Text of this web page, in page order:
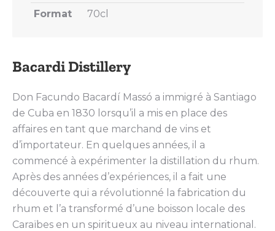
Bacardi Distillery
Don Facundo Bacardí Massó a immigré à Santiago
de Cuba en 1830 lorsqu’il a mis en place des
affaires en tant que marchand de vins et
d’importateur. En quelques années, il a
commencé à expérimenter la distillation du rhum.
Après des années d’expériences, il a fait une
découverte qui a révolutionné la fabrication du
rhum et l’a transformé d’une boisson locale des
Caraïbes en un spiritueux au niveau international.
Format 70cl